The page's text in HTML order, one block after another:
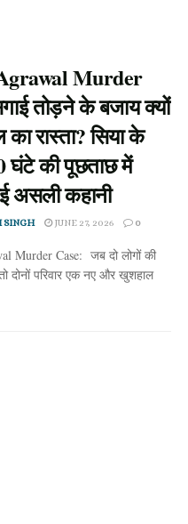
Murder
तोड़ने के बजाय क्यों
रास्ता? सिया के
घंटे की पूछताछ में
असली कहानी
SINGH JUNE 27, 2026 0
Murder Case: जब दो लोगों की
दोनों परिवार एक नए और खुशहाल